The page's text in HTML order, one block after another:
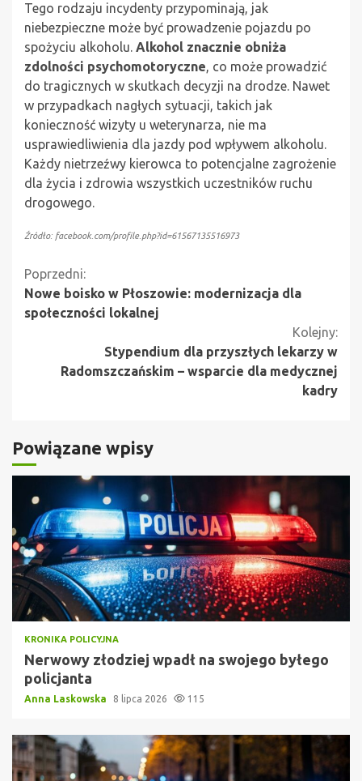
Tego rodzaju incydenty przypominają, jak
niebezpieczne może być prowadzenie pojazdu po
spożyciu alkoholu. Alkohol znacznie obniża
zdolności psychomotoryczne, co może prowadzić
do tragicznych w skutkach decyzji na drodze. Nawet
w przypadkach nagłych sytuacji, takich jak
konieczność wizyty u weterynarza, nie ma
usprawiedliwienia dla jazdy pod wpływem alkoholu.
Każdy nietrzeźwy kierowca to potencjalne zagrożenie
dla życia i zdrowia wszystkich uczestników ruchu
drogowego.
Źródło: facebook.com/profile.php?id=61567135516973
Kontynuuj
czytanie
Poprzedni:
Nowe boisko w Płoszowie: modernizacja dla
społeczności lokalnej
Kolejny:
Stypendium dla przyszłych lekarzy w
Radomszczańskim – wsparcie dla medycznej
kadry
Powiązane wpisy
KRONIKA POLICYJNA
Nerwowy złodziej wpadł na swojego byłego
policjanta
Anna Laskowska 8 lipca 2026 115